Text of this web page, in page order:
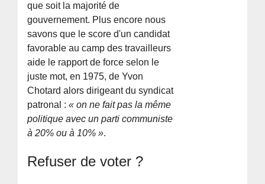
que soit la majorité de
gouvernement. Plus encore nous
savons que le score d'un candidat
favorable au camp des travailleurs
aide le rapport de force selon le
juste mot, en 1975, de Yvon
Chotard alors dirigeant du syndicat
patronal :« on ne fait pas la même
politique avec un parti communiste
à 20% ou à 10% ».
Refuser de voter ?